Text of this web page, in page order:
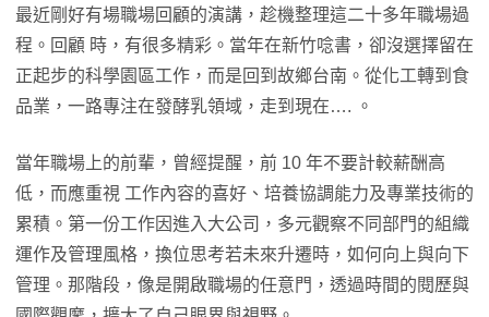
最近剛好有場職場回顧的演講，趁機整理這二十多年職場過
程。回顧 時，有很多精彩。當年在新竹唸書，卻沒選擇留在
正起步的科學園區工作，而是回到故鄉台南。從化工轉到食
品業，一路專注在發酵乳領域，走到現在…. 。
當年職場上的前輩，曾經提醒，前 10 年不要計較薪酬高
低，而應重視 工作內容的喜好、培養協調能力及專業技術的
累積。第一份工作因進入大公司，多元觀察不同部門的組織
運作及管理風格，換位思考若未來升遷時，如何向上與向下
管理。那階段，像是開啟職場的任意門，透過時間的閱歷與